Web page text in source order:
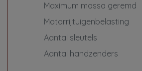
Maximum massa geremd
Motorrijtuigenbelasting
Aantal sleutels
Aantal handzenders